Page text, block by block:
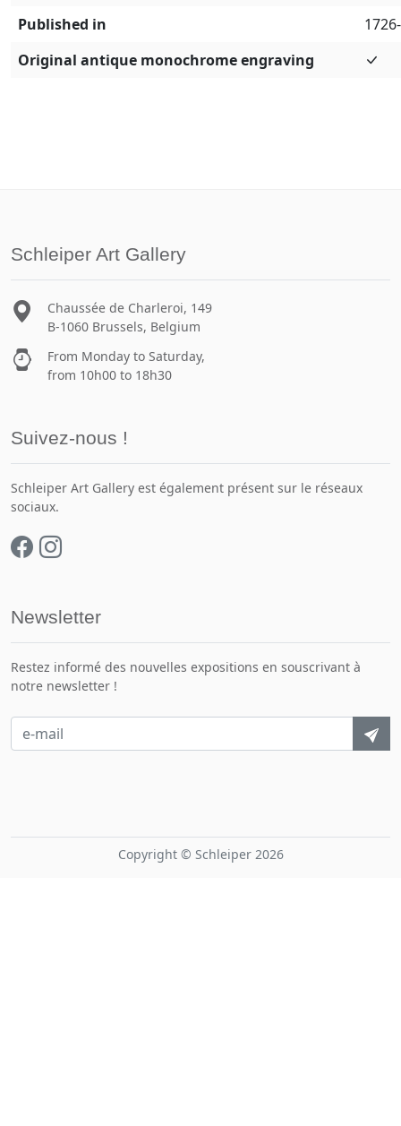
Published in
Original antique monochrome engraving
Schleiper Art Gallery
Chaussée de Charleroi, 149
B-1060 Brussels, Belgium
From Monday to Saturday,
from 10h00 to 18h30
Suivez-nous !
Schleiper Art Gallery est également présent sur le réseaux
sociaux.
Newsletter
Restez informé des nouvelles expositions en souscrivant à
notre newsletter !
Copyright © Schleiper 2026